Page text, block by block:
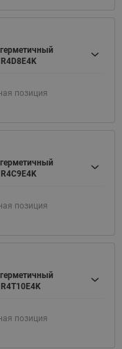
позиция
позиция
позиция